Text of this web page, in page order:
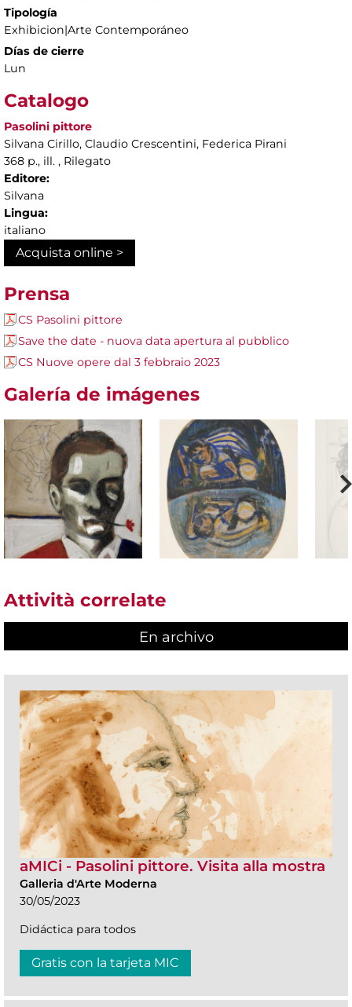
Tipología
Exhibicion|Arte Contemporáneo
Días de cierre
Lun
Catalogo
Pasolini pittore
Silvana Cirillo, Claudio Crescentini, Federica Pirani
368 p., ill. , Rilegato
Editore:
Silvana
Lingua:
italiano
Acquista online >
Prensa
CS Pasolini pittore
Save the date - nuova data apertura al pubblico
CS Nuove opere dal 3 febbraio 2023
Galería de imágenes
Attività correlate
En archivo
aMICi - Pasolini pittore. Visita alla mostra
Galleria d'Arte Moderna
30/05/2023
Didáctica para todos
Gratis con la tarjeta MIC